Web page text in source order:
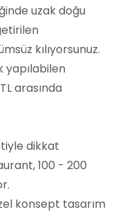
uzak doğu
kılıyorsunuz.
yapılabilen
arasında
dikkat
100 - 200
konsept tasarım